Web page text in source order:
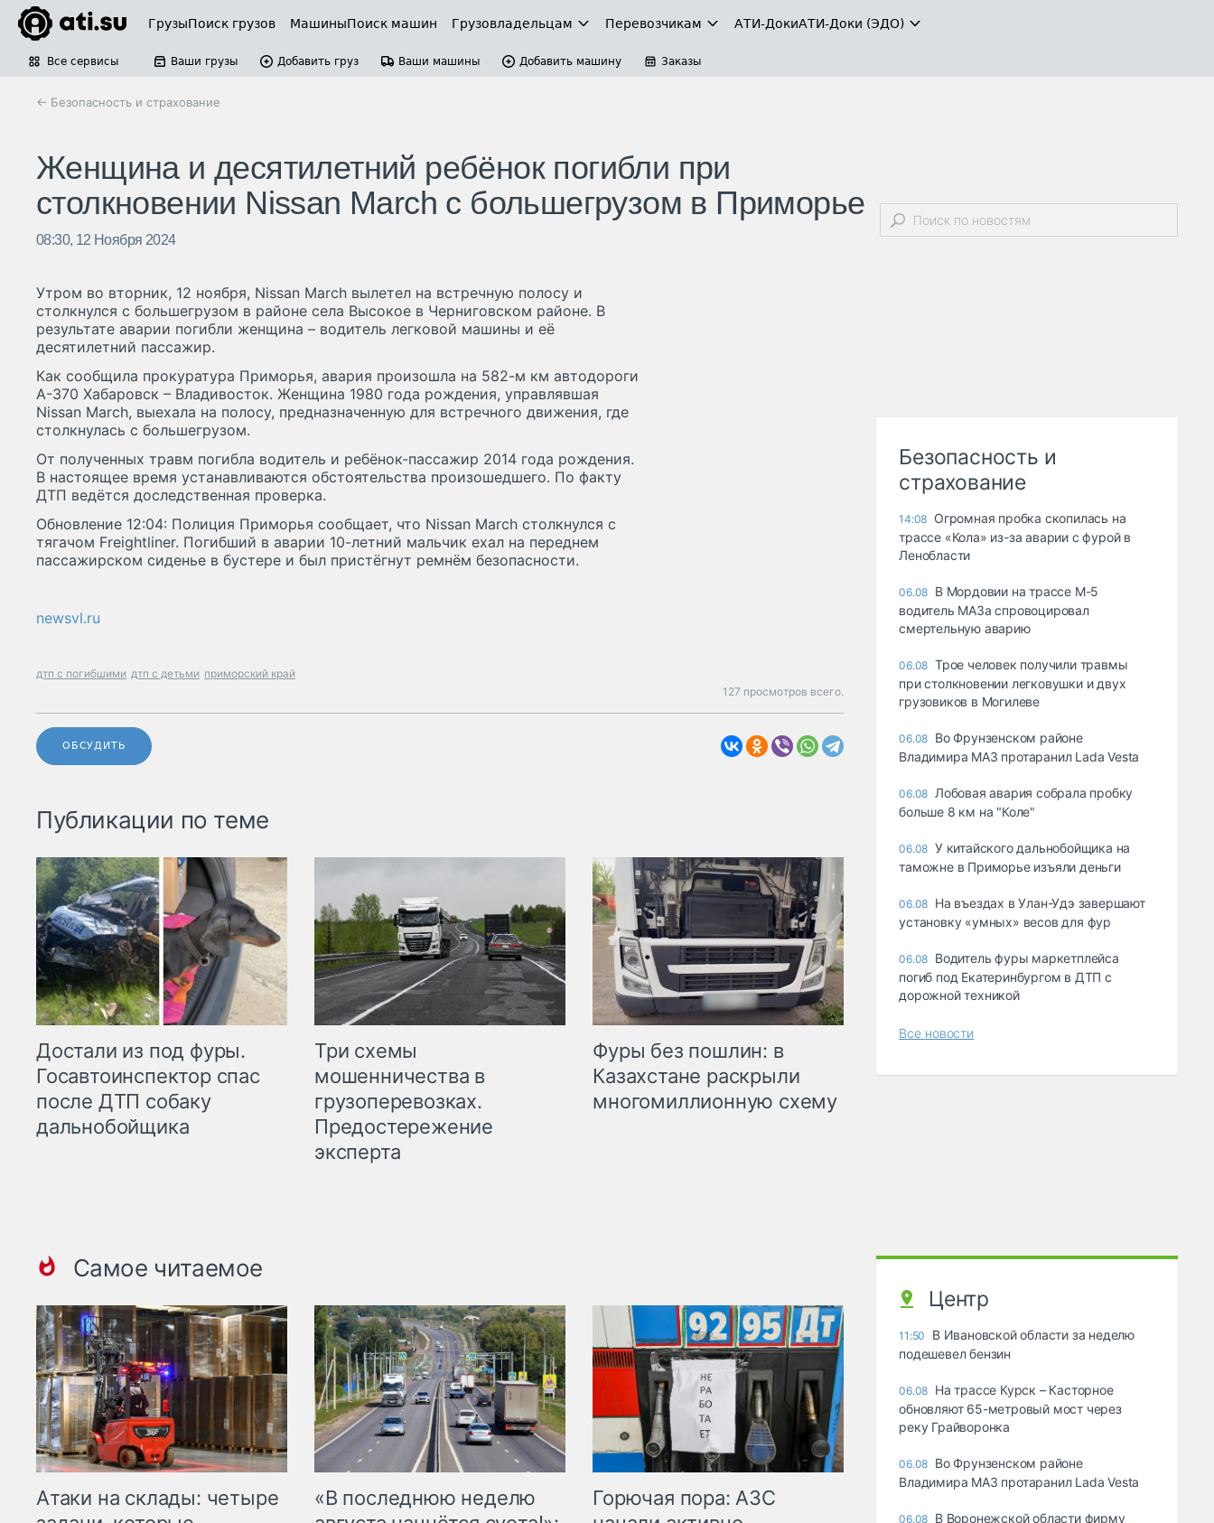
ГрузыПоиск грузов МашиныПоиск машин Грузовладельцам Перевозчикам АТИ-ДокиАТИ-Доки (ЭДО)
Все сервисы Ваши грузы Добавить груз Ваши машины Добавить машину Заказы
← Безопасность и страхование
Женщина и десятилетний ребёнок погибли при
столкновении Nissan March с большегрузом в Приморье
08:30, 12 Ноября 2024
Утром во вторник, 12 ноября, Nissan March вылетел на встречную полосу и
столкнулся с большегрузом в районе села Высокое в Черниговском районе. В
результате аварии погибли женщина – водитель легковой машины и её
десятилетний пассажир.
Как сообщила прокуратура Приморья, авария произошла на 582-м км автодороги
А-370 Хабаровск – Владивосток. Женщина 1980 года рождения, управлявшая
Nissan March, выехала на полосу, предназначенную для встречного движения, где
столкнулась с большегрузом.
От полученных травм погибла водитель и ребёнок-пассажир 2014 года рождения.
В настоящее время устанавливаются обстоятельства произошедшего. По факту
ДТП ведётся доследственная проверка.
Обновление 12:04: Полиция Приморья сообщает, что Nissan March столкнулся с
тягачом Freightliner. Погибший в аварии 10-летний мальчик ехал на переднем
пассажирском сиденье в бустере и был пристёгнут ремнём безопасности.
newsvl.ru
дтп с погибшими дтп с детьми приморский край
127 просмотров всего.
ОБСУДИТЬ
Публикации по теме
Достали из под фуры.
Госавтоинспектор спас
после ДТП собаку
дальнобойщика
Три схемы
мошенничества в
грузоперевозках.
Предостережение
эксперта
Фуры без пошлин: в
Казахстане раскрыли
многомиллионную схему
Самое читаемое
Атаки на склады: четыре
«В последнюю неделю
Горючая пора: АЗС
Безопасность и
страхование
14:08 Огромная пробка скопилась на
трассе «Кола» из-за аварии с фурой в
Ленобласти
06.08 В Мордовии на трассе М-5
водитель МАЗа спровоцировал
смертельную аварию
06.08 Трое человек получили травмы
при столкновении легковушки и двух
грузовиков в Могилеве
06.08 Во Фрунзенском районе
Владимира МАЗ протаранил Lada Vesta
06.08 Лобовая авария собрала пробку
больше 8 км на "Коле"
06.08 У китайского дальнобойщика на
таможне в Приморье изъяли деньги
06.08 Ha въeздax в Улaн-Удэ зaвepшaют
ycтaнoвкy «yмныx» вecoв для фyp
06.08 Водитель фуры маркетплейса
погиб под Екатеринбургом в ДТП с
дорожной техникой
Все новости
Центр
11:50
В Ивановской области за неделю
подешевел бензин
06.08 На трассе Курск – Касторное
обновляют 65-метровый мост через
реку Грайворонка
06.08 Во Фрунзенском районе
Владимира МАЗ протаранил Lada Vesta
06.08 В Воронежской области фирму